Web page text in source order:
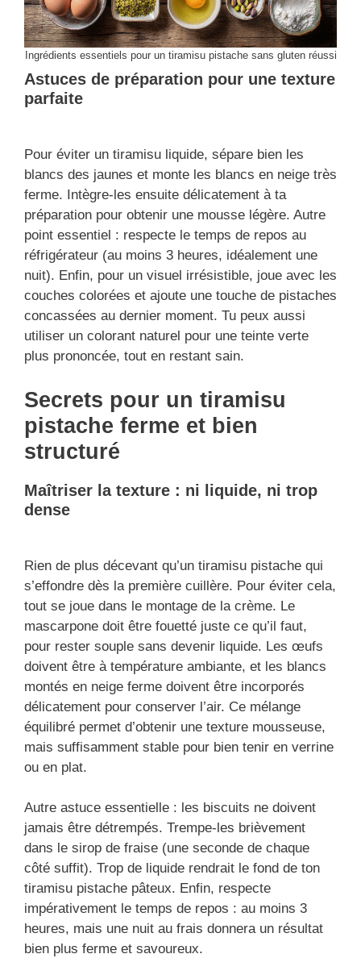
Ingrédients essentiels pour un tiramisu pistache sans gluten réussi
Astuces de préparation pour une texture
parfaite
Pour éviter un tiramisu liquide, sépare bien les
blancs des jaunes et monte les blancs en neige très
ferme. Intègre-les ensuite délicatement à ta
préparation pour obtenir une mousse légère. Autre
point essentiel : respecte le temps de repos au
réfrigérateur (au moins 3 heures, idéalement une
nuit). Enfin, pour un visuel irrésistible, joue avec les
couches colorées et ajoute une touche de pistaches
concassées au dernier moment. Tu peux aussi
utiliser un colorant naturel pour une teinte verte
plus prononcée, tout en restant sain.
Secrets pour un tiramisu
pistache ferme et bien
structuré
Maîtriser la texture : ni liquide, ni trop
dense
Rien de plus décevant qu’un tiramisu pistache qui
s’effondre dès la première cuillère. Pour éviter cela,
tout se joue dans le montage de la crème. Le
mascarpone doit être fouetté juste ce qu’il faut,
pour rester souple sans devenir liquide. Les œufs
doivent être à température ambiante, et les blancs
montés en neige ferme doivent être incorporés
délicatement pour conserver l’air. Ce mélange
équilibré permet d’obtenir une texture mousseuse,
mais suffisamment stable pour bien tenir en verrine
ou en plat.
Autre astuce essentielle : les biscuits ne doivent
jamais être détrempés. Trempe-les brièvement
dans le sirop de fraise (une seconde de chaque
côté suffit). Trop de liquide rendrait le fond de ton
tiramisu pistache pâteux. Enfin, respecte
impérativement le temps de repos : au moins 3
heures, mais une nuit au frais donnera un résultat
bien plus ferme et savoureux.